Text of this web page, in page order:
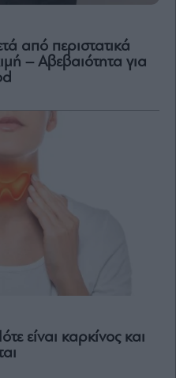
από περιστατικά
– Αβεβαιότητα για
είναι καρκίνος και